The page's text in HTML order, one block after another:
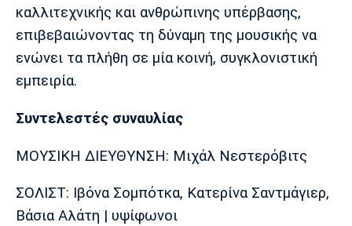
καλλιτεχνικής και ανθρώπινης υπέρβασης,
επιβεβαιώνοντας τη δύναμη της μουσικής να
ενώνει τα πλήθη σε μία κοινή, συγκλονιστική
εμπειρία.
Συντελεστές συναυλίας
ΜΟΥΣΙΚΗ ΔΙΕΥΘΥΝΣΗ: Μιχάλ Νεστερόβιτς
ΣΟΛΙΣΤ: Ιβόνα Σομπότκα, Κατερίνα Σαντμάγιερ,
Βάσια Αλάτη | υψίφωνοι